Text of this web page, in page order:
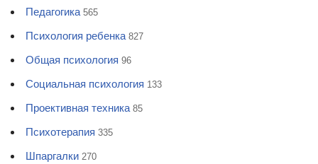
Педагогика 565
Психология ребенка 827
Общая психология 96
Социальная психология 133
Проективная техника 85
Психотерапия 335
Шпаргалки 270